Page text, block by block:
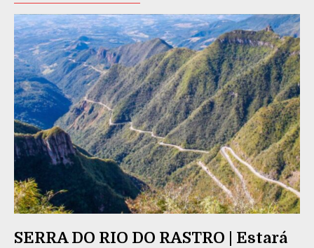
SERRA DO RIO DO RASTRO | Estará